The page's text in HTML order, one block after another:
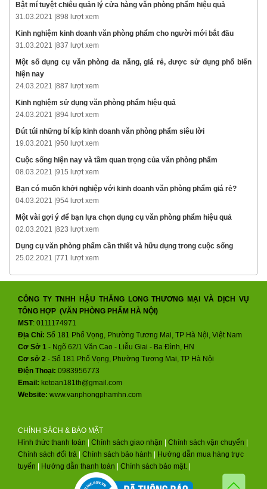
Bật mí tuyệt chiêu quản lý cửa hàng văn phòng phẩm hiệu quả
31.03.2021 | 898 lượt xem
Kinh nghiệm kinh doanh văn phòng phẩm cho người mới bắt đầu
31.03.2021 | 837 lượt xem
Một số dụng cụ văn phòng đa năng, giá rẻ, được sử dụng phổ biến
hiện nay
24.03.2021 | 887 lượt xem
Kinh nghiệm sử dụng văn phòng phẩm hiệu quả
24.03.2021 | 894 lượt xem
Đút túi những bí kíp kinh doanh văn phòng phẩm siêu lời
19.03.2021 | 950 lượt xem
Cuộc sống hiện nay và tầm quan trọng của văn phòng phẩm
08.03.2021 | 915 lượt xem
Bạn có muốn khởi nghiệp với kinh doanh văn phòng phẩm giá rẻ?
04.03.2021 | 954 lượt xem
Một vài gợi ý để bạn lựa chọn dụng cụ văn phòng phẩm hiệu quả
02.03.2021 | 823 lượt xem
Dụng cụ văn phòng phẩm cần thiết và hữu dụng trong cuộc sống
25.02.2021 | 771 lượt xem
CÔNG TY TNHH HẬU THĂNG LONG THƯƠNG MẠI VÀ DỊCH VỤ
TỔNG HỢP (VĂN PHÒNG PHẨM HÀ NỘI)
MST: 0111174971
Địa Chỉ: Số 181 Phố Vọng, Phường Tương Mai, TP Hà Nội, Việt Nam
Cơ Sở 1 - Ngõ 62/1 Văn Cao - Liễu Giai - Ba Đình, HN
Cơ sở 2 - Số 181 Phố Vọng, Phường Tương Mai, TP Hà Nội
Điện Thoại: 0983956773
Email: ketoan181th@gmail.com
Website: www.vanphongphamhn.com
CHÍNH SÁCH & BẢO MẬT
Hình thức thanh toán
Chính sách giao nhận Chính sách vận chuyển
Chính sách đổi trả
Chính sách bảo hành
Hướng dẫn mua hàng trực
tuyến
Hướng dẫn thanh toán Chính sách bảo mật.